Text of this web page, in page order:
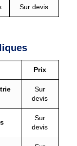
Sur devis
Prix
Sur
devis
Sur
devis